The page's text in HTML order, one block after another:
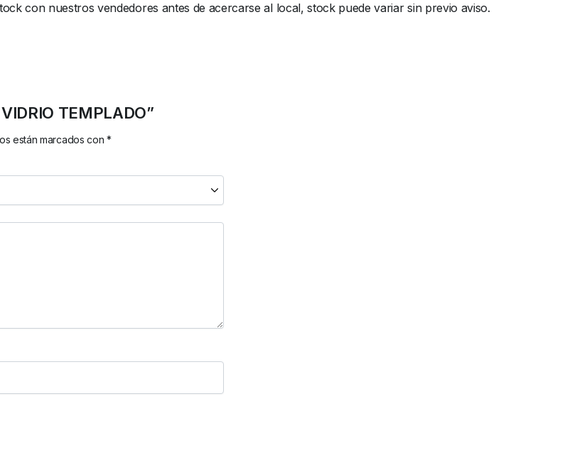
con nuestros vendedores antes de acercarse al local, stock puede variar sin previo aviso.
TEMPLADO”
están marcados con *